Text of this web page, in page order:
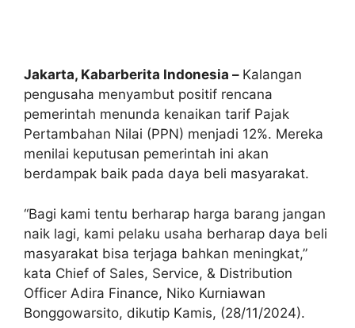
Jakarta, Kabarberita Indonesia – Kalangan
pengusaha menyambut positif rencana
pemerintah menunda kenaikan tarif Pajak
Pertambahan Nilai (PPN) menjadi 12%. Mereka
menilai keputusan pemerintah ini akan
berdampak baik pada daya beli masyarakat.
“Bagi kami tentu berharap harga barang jangan
naik lagi, kami pelaku usaha berharap daya beli
masyarakat bisa terjaga bahkan meningkat,”
kata Chief of Sales, Service, & Distribution
Officer Adira Finance, Niko Kurniawan
Bonggowarsito, dikutip Kamis, (28/11/2024).